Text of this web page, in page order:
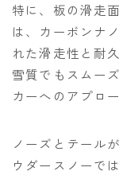
特に、板の滑走
は、カーボンナ
れた滑走性と耐
雪質でもスムー
カーへのアプロ
ノーズとテール
ウダースノーで